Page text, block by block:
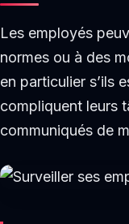
Les employés
normes ou à des
en particulier s’ils
compliquent leurs
communiqués de